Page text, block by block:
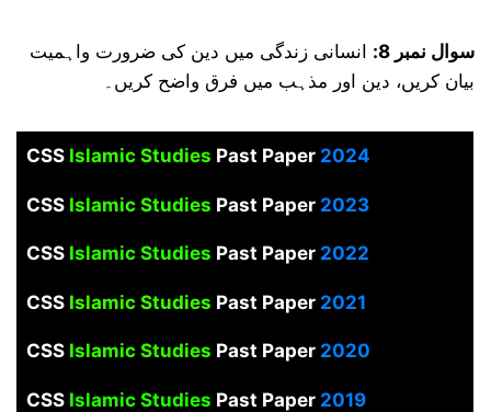
سوال نمبر 8:
انسانی زندگی میں دین کی ضرورت واہمیت
بیان کریں، دین اور مذہب میں فرق واضح کریں۔
CSSIslamic Studies Past Paper2024
CSS Islamic Studies Past Paper2023
CSS Islamic Studies Past Paper 2022
CSS Islamic Studies Past Paper 2021
CSS Islamic Studies Past Paper2020
CSS Islamic Studies Past Paper 2019